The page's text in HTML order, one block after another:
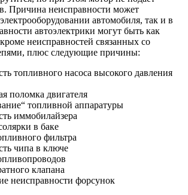
Причина неисправности может
автомобиля, так и в
автоэлектрики могут быть как
неисправностей связанных со
плюс следующие причины:
топливного насоса высокого давления
поломка двигателя
топливной аппаратуры
иммобилайзера
в баке
фильтра
чипа в ключе
клапана
неисправности форсунок